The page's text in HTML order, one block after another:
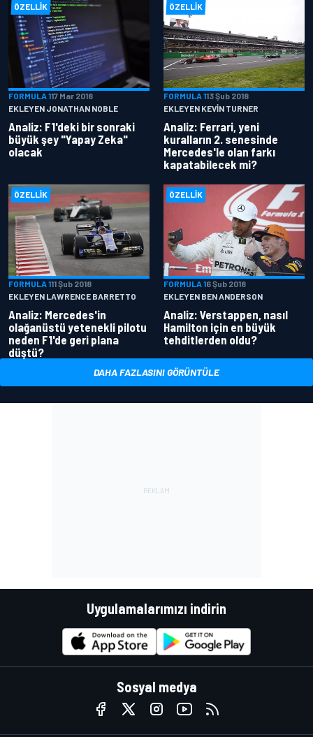
ÖZELLIK
FORMULA 117 Mar 2018
EKLEYEN JONATHAN NOBLE
Analiz: F1'deki bir sonraki
büyük şey "Yapay Zeka"
olacak
ÖZELLIK
FORMULA 113 Şub 2018
EKLEYEN KEVIN TURNER
Analiz: Ferrari, yeni
kuralların 2. senesinde
Mercedes'le olan farkı
kapatabilecek mi?
ÖZELLIK
FORMULA 111 Şub 2018
EKLEYEN LAWRENCE BARRETTO
Analiz: Mercedes'in
olağanüstü yetenekli pilotu
neden F1'de geri plana
düştü?
ÖZELLIK
FORMULA 16 Şub 2018
EKLEYEN BEN ANDERSON
Analiz: Verstappen, nasıl
Hamilton için en büyük
tehditlerden oldu?
DAHA FAZLASINI GÖRÜNTÜLE
Uygulamalarımızı indirin
Sosyal medya